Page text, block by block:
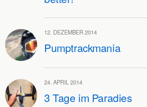
12. DEZEMBER 2014
Pumptrackmania
24. APRIL 2014
3 Tage im Paradies